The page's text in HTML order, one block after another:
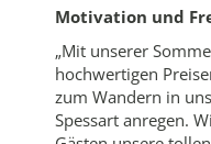
Motivation und
„Mit unserer
hochwertigen
zum Wandern in
Spessart anregen.